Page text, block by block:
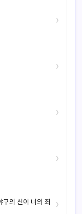
›
›
›
›
의 신이 너의 죄
›